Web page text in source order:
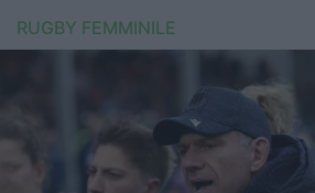
Rugby Sevens
Internazionale
6 Nazioni
RUGBY FEMMINILE